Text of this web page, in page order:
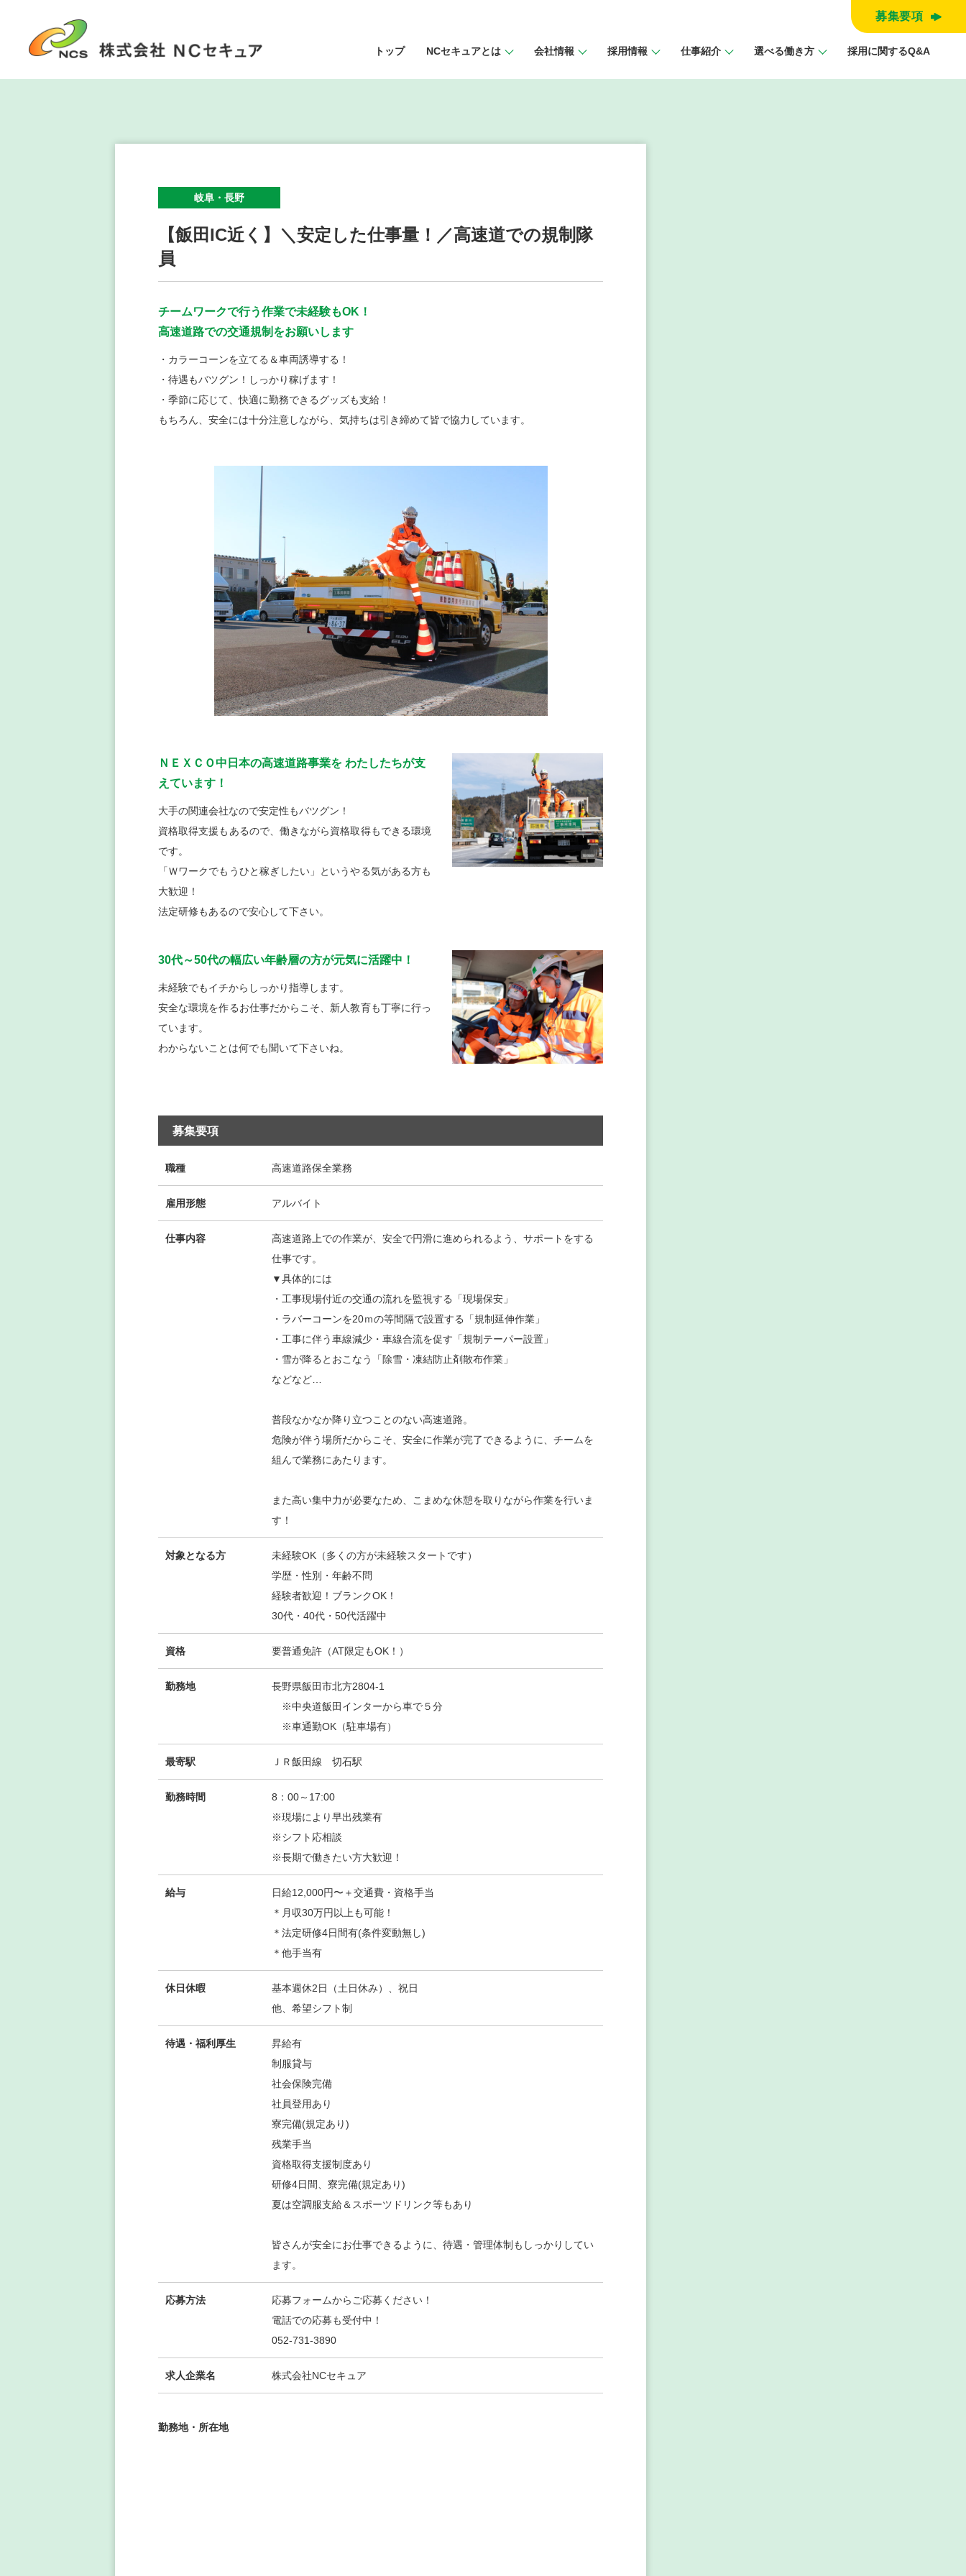
募集要項
トップ NCセキュアとは 会社情報 採⽤情報 仕事紹介 選べる働き⽅ 採⽤に関するQ&A
岐⾩・⻑野
【飯田IC近く】＼安定した仕事量！／高速道での規制隊
員
チームワークで行う作業で未経験もOK！
高速道路での交通規制をお願いします
・カラーコーンを立てる＆車両誘導する！
・待遇もバツグン！しっかり稼げます！
・季節に応じて、快適に勤務できるグッズも支給！
もちろん、安全には十分注意しながら、気持ちは引き締めて皆で協力しています。
ＮＥＸＣＯ中日本の高速道路事業を わたしたちが支
えています！
大手の関連会社なので安定性もバツグン！
資格取得支援もあるので、働きながら資格取得もできる環境
です。
「Ｗワークでもうひと稼ぎしたい」というやる気がある方も
大歓迎！
法定研修もあるので安心して下さい。
30代～50代の幅広い年齢層の方が元気に活躍中！
未経験でもイチからしっかり指導します。
安全な環境を作るお仕事だからこそ、新人教育も丁寧に行っ
ています。
わからないことは何でも聞いて下さいね。
募集要項
職種 高速道路保全業務
雇用形態 アルバイト
仕事内容
高速道路上での作業が、安全で円滑に進められるよう、サポートをする
仕事です。
▼具体的には
・工事現場付近の交通の流れを監視する「現場保安」
・ラバーコーンを20ｍの等間隔で設置する「規制延伸作業」
・工事に伴う車線減少・車線合流を促す「規制テーパー設置」
・雪が降るとおこなう「除雪・凍結防止剤散布作業」
などなど…
普段なかなか降り立つことのない高速道路。
危険が伴う場所だからこそ、安全に作業が完了できるように、チームを
組んで業務にあたります。
また高い集中力が必要なため、こまめな休憩を取りながら作業を行いま
す！
対象となる方
未経験OK（多くの方が未経験スタートです）
学歴・性別・年齢不問
経験者歓迎！ブランクOK！
30代・40代・50代活躍中
資格 要普通免許（AT限定もOK！）
勤務地
長野県飯田市北方2804-1
※中央道飯田インターから車で５分
※車通勤OK（駐車場有）
最寄駅 ＪＲ飯田線 切石駅
勤務時間
8：00～17:00
※現場により早出残業有
※シフト応相談
※長期で働きたい方大歓迎！
給与
日給12,000円〜＋交通費・資格手当
＊月収30万円以上も可能！
＊法定研修4日間有(条件変動無し)
＊他手当有
休日休暇
基本週休2日（土日休み）、祝日
他、希望シフト制
待遇・福利厚生
昇給有
制服貸与
社会保険完備
社員登用あり
寮完備(規定あり)
残業手当
資格取得支援制度あり
研修4日間、寮完備(規定あり)
夏は空調服支給＆スポーツドリンク等もあり
皆さんが安全にお仕事できるように、待遇・管理体制もしっかりしてい
ます。
応募方法
応募フォームからご応募ください！
電話での応募も受付中！
052-731-3890
求人企業名 株式会社NCセキュア
勤務地・所在地